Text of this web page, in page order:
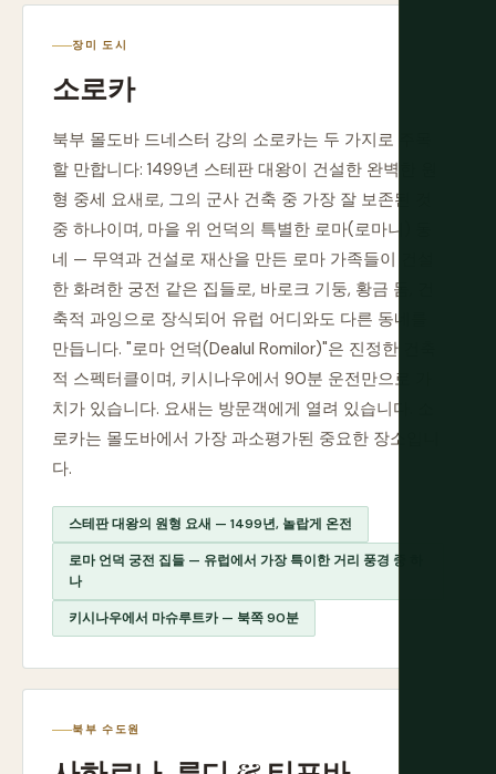
장미 도시
소로카
북부 몰도바 드네스터 강의 소로카는 두 가지로 주목
할 만합니다: 1499년 스테판 대왕이 건설한 완벽한 원
형 중세 요새로, 그의 군사 건축 중 가장 잘 보존된 것
중 하나이며, 마을 위 언덕의 특별한 로마(로마니) 동
네 — 무역과 건설로 재산을 만든 로마 가족들이 건설
한 화려한 궁전 같은 집들로, 바로크 기둥, 황금 돔, 건
축적 과잉으로 장식되어 유럽 어디와도 다른 동네를
만듭니다. "로마 언덕(Dealul Romilor)"은 진정한 건축
적 스펙터클이며, 키시나우에서 90분 운전만으로 가
치가 있습니다. 요새는 방문객에게 열려 있습니다. 소
로카는 몰도바에서 가장 과소평가된 중요한 장소입니
다.
스테판 대왕의 원형 요새 — 1499년, 놀랍게 온전
로마 언덕 궁전 집들 — 유럽에서 가장 특이한 거리 풍경 중 하
나
키시나우에서 마슈루트카 — 북쪽 90분
북부 수도원